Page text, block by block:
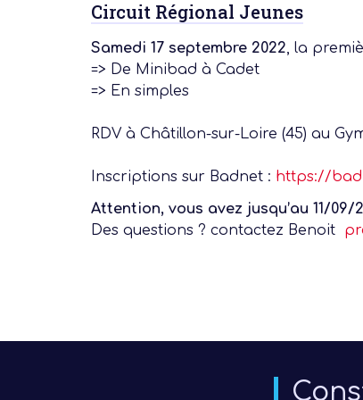
Circuit Régional Jeunes
Samedi 17 septembre 2022, la
=> De Minibad à Cadet
=> En simples
RDV à Châtillon-sur-Loire (45) au
Inscriptions sur Badnet : https://
Attention, vous avez jusqu’au 11/
Des questions ? contactez Benoit